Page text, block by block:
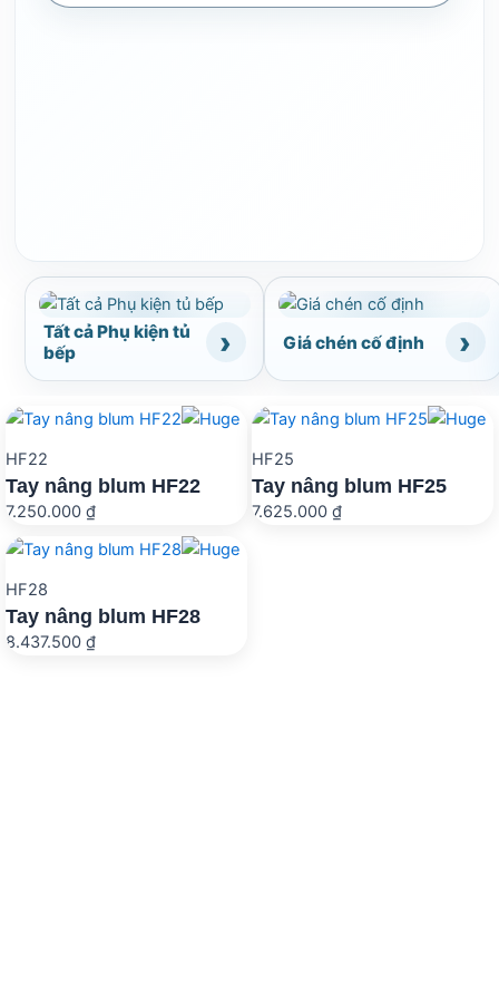
Tất cả Phụ kiện tủ
bếp
Giá chén cố định
HF22
Tay nâng blum HF22
7.250.000 ₫
HF25
Tay nâng blum HF25
7.625.000₫
HF28
Tay nâng blum HF28
8.437.500 ₫